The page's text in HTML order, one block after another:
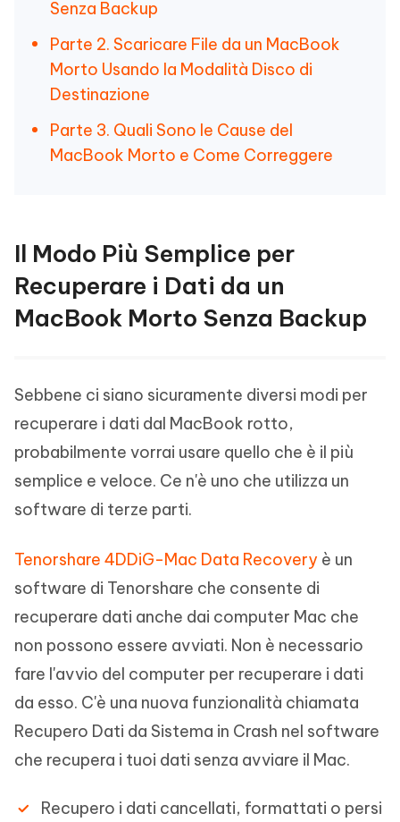
Senza Backup
Parte 2. Scaricare File da un MacBook
Morto Usando la Modalità Disco di
Destinazione
Parte 3. Quali Sono le Cause del
MacBook Morto e Come Correggere
Il Modo Più Semplice per
Recuperare i Dati da un
MacBook Morto Senza Backup
Sebbene ci siano sicuramente diversi modi per
recuperare i dati dal MacBook rotto,
probabilmente vorrai usare quello che è il più
semplice e veloce. Ce n'è uno che utilizza un
software di terze parti.
Tenorshare 4DDiG-Mac Data Recovery è un
software di Tenorshare che consente di
recuperare dati anche dai computer Mac che
non possono essere avviati. Non è necessario
fare l'avvio del computer per recuperare i dati
da esso. C'è una nuova funzionalità chiamata
Recupero Dati da Sistema in Crash nel software
che recupera i tuoi dati senza avviare il Mac.
Recupero i dati cancellati, formattati o persi